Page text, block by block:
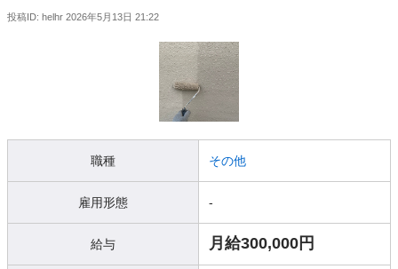
投稿ID: helhr 2026年5月13日 21:22
職種 その他
雇用形態 -
給与 月給300,000円